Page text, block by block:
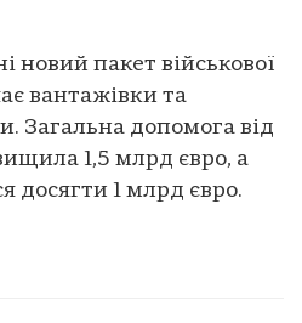
новий пакет військової
вантажівки та
Загальна допомога від
1,5 млрд євро, а
досягти 1 млрд євро.